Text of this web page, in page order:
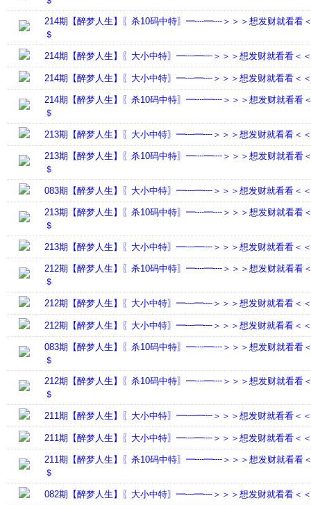
214期【醉梦人生】〖杀10码中特〗━┉━┉＞＞＞想发财就看看
＄
214期【醉梦人生】〖大小中特〗━┉━┉＞＞＞想发财就看看＜
214期【醉梦人生】〖大小中特〗━┉━┉＞＞＞想发财就看看＜
214期【醉梦人生】〖杀10码中特〗━┉━┉＞＞＞想发财就看看
＄
213期【醉梦人生】〖大小中特〗━┉━┉＞＞＞想发财就看看＜
213期【醉梦人生】〖杀10码中特〗━┉━┉＞＞＞想发财就看看
＄
083期【醉梦人生】〖大小中特〗━┉━┉＞＞＞想发财就看看＜
213期【醉梦人生】〖杀10码中特〗━┉━┉＞＞＞想发财就看看
＄
213期【醉梦人生】〖大小中特〗━┉━┉＞＞＞想发财就看看＜
212期【醉梦人生】〖杀10码中特〗━┉━┉＞＞＞想发财就看看
＄
212期【醉梦人生】〖大小中特〗━┉━┉＞＞＞想发财就看看＜
212期【醉梦人生】〖大小中特〗━┉━┉＞＞＞想发财就看看＜
083期【醉梦人生】〖杀10码中特〗━┉━┉＞＞＞想发财就看看
＄
212期【醉梦人生】〖杀10码中特〗━┉━┉＞＞＞想发财就看看
＄
211期【醉梦人生】〖大小中特〗━┉━┉＞＞＞想发财就看看＜
211期【醉梦人生】〖大小中特〗━┉━┉＞＞＞想发财就看看＜
211期【醉梦人生】〖杀10码中特〗━┉━┉＞＞＞想发财就看看
＄
082期【醉梦人生】〖大小中特〗━┉━┉＞＞＞想发财就看看＜